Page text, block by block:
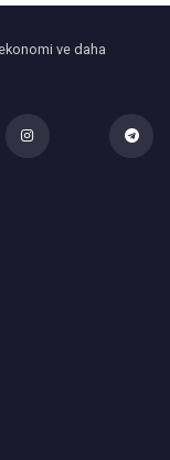
ve daha